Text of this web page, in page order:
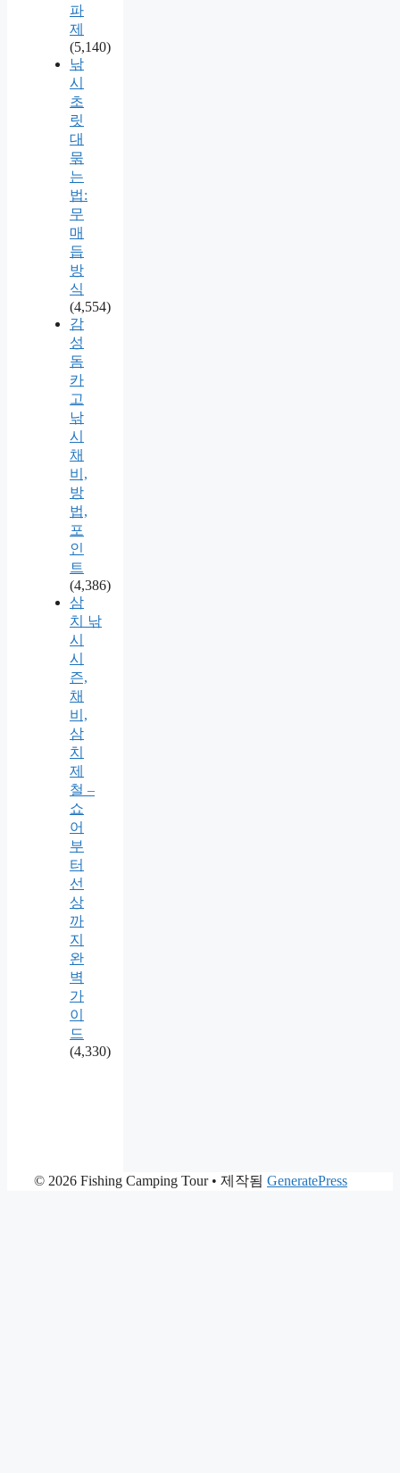
파
제
(5,140)
낚
시
초
릿
대
묶
는
법:
무
매
듭
방
식
(4,554)
감
성
돔
카
고
낚
시
채
비,
방
법,
포
인
트
(4,386)
삼
치 낚
시
시
즌,
채
비,
삼
치
제
철 –
쇼
어
부
터
선
상
까
지
완
벽
가
이
드
(4,330)
© 2026 Fishing Camping Tour• 제작됨 GeneratePress